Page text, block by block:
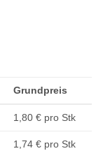
Grundpreis
1,80 € pro Stk
1,74 € pro Stk